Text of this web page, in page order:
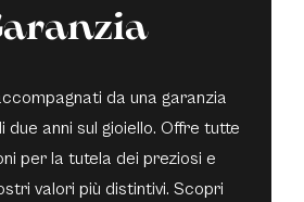
da una garanzia
due anni sul gioiello. Offre tutte
per la tutela dei preziosi e
valori più distintivi. Scopri